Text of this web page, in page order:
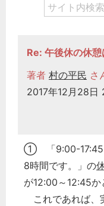
Re: 午後休の休
著者 村の平民 さ
2017年12月28日
① 「9:00-17:45
8時間です。」の
が12:00～12:45か
これであれば、